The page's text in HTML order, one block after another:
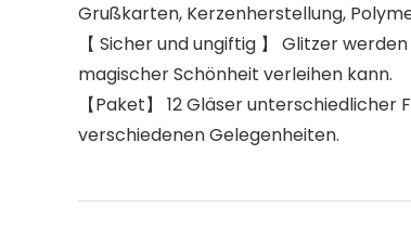
Grußkarten, Kerzenherstellung,
【 Sicher und ungiftig 】 Glitzer
magischer Schönheit verleihen kann.
【Paket】 12 Gläser
verschiedenen Gelegenheiten.